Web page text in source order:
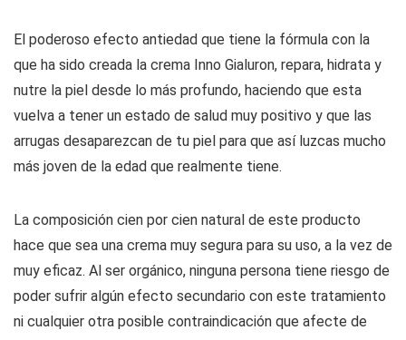
El poderoso efecto antiedad que tiene la fórmula con la
que ha sido creada la crema Inno Gialuron, repara, hidrata y
nutre la piel desde lo más profundo, haciendo que esta
vuelva a tener un estado de salud muy positivo y que las
arrugas desaparezcan de tu piel para que así luzcas mucho
más joven de la edad que realmente tiene.
La composición cien por cien natural de este producto
hace que sea una crema muy segura para su uso, a la vez de
muy eficaz. Al ser orgánico, ninguna persona tiene riesgo de
poder sufrir algún efecto secundario con este tratamiento
ni cualquier otra posible contraindicación que afecte de